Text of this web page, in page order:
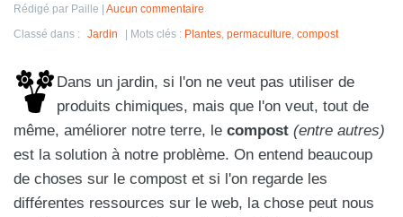
Rédigé par Paille Aucun commentaire
Classé dans : Jardin Mots clés : Plantes permaculture compost
Dans un jardin, si l'on ne veut pas utiliser de
produits chimiques, mais que l'on veut, tout de
même, améliorer notre terre, le compost (entre autres)
est la solution à notre problème. On entend beaucoup
de choses sur le compost et si l'on regarde les
différentes ressources sur le web, la chose peut nous